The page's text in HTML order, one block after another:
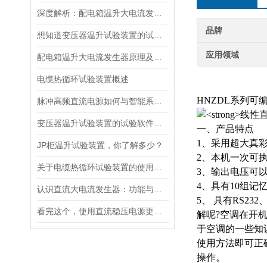
电缆热循环试验装置概述
JP柜温升试验装置，你了解多少？
品牌
应用领域
HNZDL系列可
一、产品特点
1、采用超大真
2、本机一次可
3、输出电压可
4、具有10组记
5、 具有RS232
解呢?空调在开
于空调的一些知
使用方法即可正
操作。